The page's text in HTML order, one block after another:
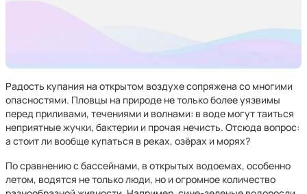
Радость купания на открытом воздухе сопряжена со многими
опасностями. Пловцы на природе не только более уязвимы
перед приливами, течениями и волнами: в воде могут таиться
неприятные жучки, бактерии и прочая нечисть. Отсюда вопрос:
а стоит ли вообще купаться в реках, озёрах и морях?
По сравнению с бассейнами, в открытых водоемах, особенно
летом, водятся не только люди, но и огромное количество